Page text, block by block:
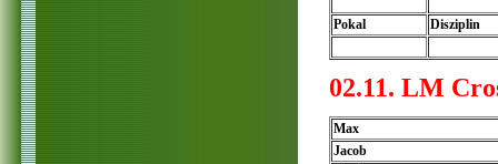
Pokal Disziplin
02.11. LM
Max
Jacob